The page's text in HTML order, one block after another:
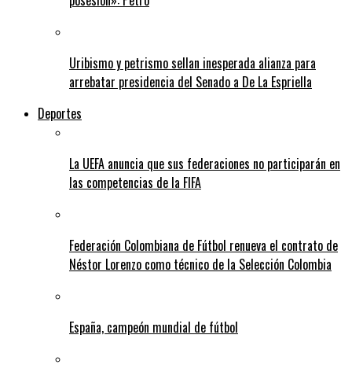
Uribismo y petrismo sellan inesperada alianza para
arrebatar presidencia del Senado a De La Espriella
Deportes
La UEFA anuncia que sus federaciones no participarán en
las competencias de la FIFA
Federación Colombiana de Fútbol renueva el contrato de
Néstor Lorenzo como técnico de la Selección Colombia
España, campeón mundial de fútbol